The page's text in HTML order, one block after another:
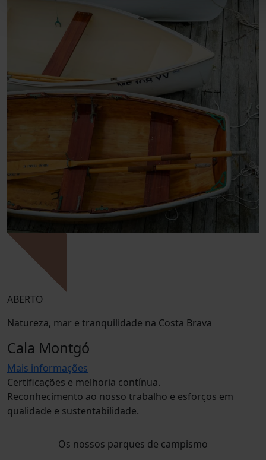
ABERTO
Natureza, mar e tranquilidade na Costa Brava
Cala Montgó
Mais informações
Certificações e melhoria contínua.
Reconhecimento ao nosso trabalho e esforços em
qualidade e sustentabilidade.
Os nossos parques de campismo